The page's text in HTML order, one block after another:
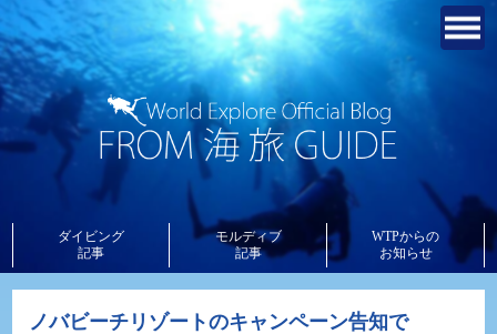
ダイビング
記事
モルディブ
記事
WTPからの
お知らせ
ノバビーチリゾートのキャンペーン告知で